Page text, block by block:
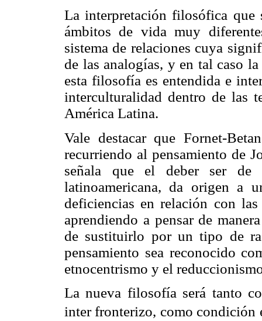
La interpretación filosófica que
ámbitos de vida muy
sistema de relaciones cuya
de las analogías, y en tal caso
esta filosofía es entendida e
interculturalidad dentro de las
América Latina.
Vale destacar que Fornet-
recurriendo al pensamiento de
señala que el deber ser
latinoamericana, da origen a
deficiencias en relación con
aprendiendo a pensar de
de sustituirlo por un tipo de
pensamiento sea reconocido
etnocentrismo y el
La nueva filosofía será tanto
inter fronterizo, como